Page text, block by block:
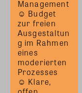
☺ Budget
zur freien
Ausgestaltun
g im Rahmen
eines
moderierten
Prozesses
☺ Klare,